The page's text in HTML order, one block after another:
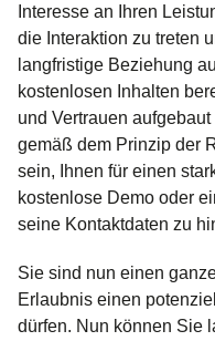
Interesse an Ihren
die Interaktion zu treten
langfristige Beziehung
kostenlosen Inhalten
und Vertrauen
gemäß dem Prinzip der
sein, Ihnen für einen
kostenlose Demo oder
seine Kontaktdaten zu
Sie sind nun einen
Erlaubnis einen
dürfen. Nun können Sie